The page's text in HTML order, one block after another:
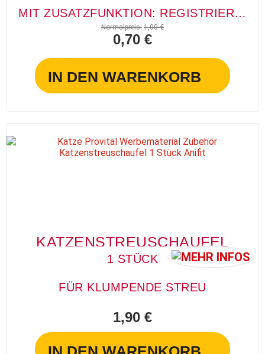
MIT ZUSATZFUNKTION: REGISTRIERUNG FÜR VERLORENE SCHLÜSSEL
Normalpreis: 1,00 €
0,70 €
IN DEN WARENKORB
KATZENSTREUSCHAUFEL
1 STÜCK
FÜR KLUMPENDE STREU
1,90 €